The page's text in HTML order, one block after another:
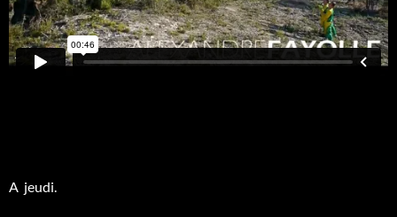
A jeudi.